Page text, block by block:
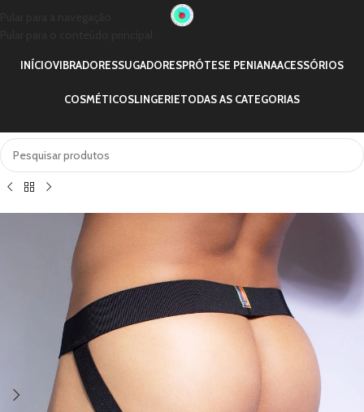
INÍCIOVIBRADORESSUGADORESPRÓTESE PENIANAACESSÓRIOS
COSMÉTICOSLINGERIETODAS AS CATEGORIAS